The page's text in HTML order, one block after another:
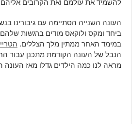
להשמיד את עולמם ואת הקרובים
העונה השנייה הסתיימה עם גיבורינו
ביחד ומקס ולוקאס מודים ברגשות
במימד האחר ממתין מלך הצללים.
הנבל של העונה הקודמת מתכנן עבור
מראה לנו כמה הילדים גדלו מאז העונה